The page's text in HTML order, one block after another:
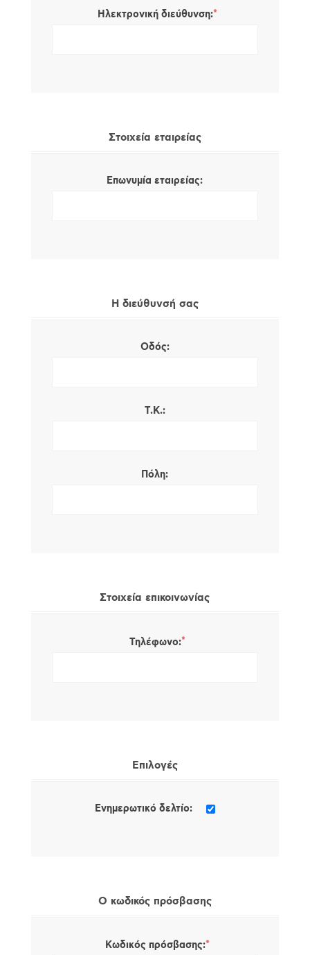
Ηλεκτρονική διεύθυνση:*
Στοιχεία εταιρείας
Επωνυμία εταιρείας:
Η διεύθυνσή σας
Οδός:
Τ.Κ.:
Πόλη:
Στοιχεία επικοινωνίας
Τηλέφωνο:*
Επιλογές
Ενημερωτικό δελτίο:
Ο κωδικός πρόσβασης
Κωδικός πρόσβασης:*